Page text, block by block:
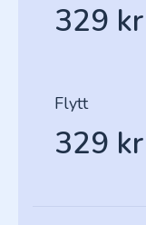
329 kr
Flytt
329 kr